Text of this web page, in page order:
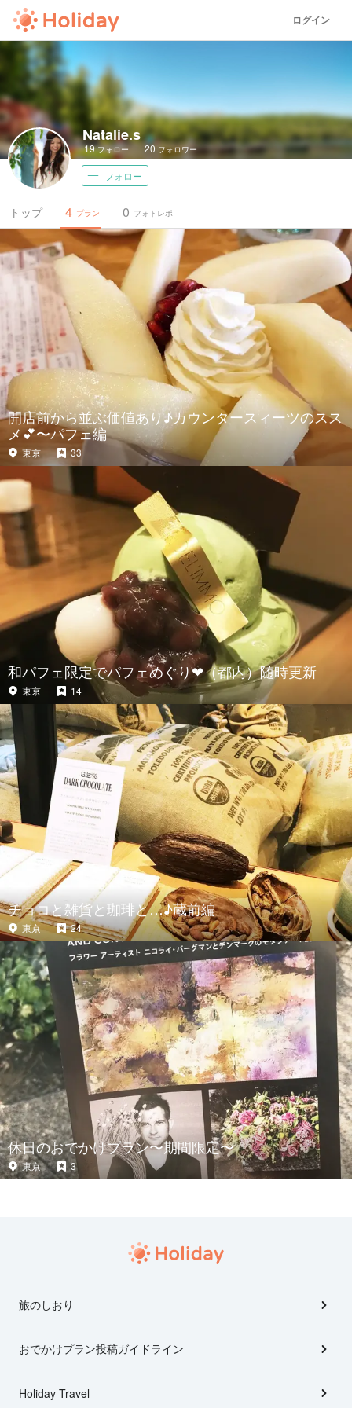
ログイン
Natalie.s
19フォロー 20 フォロワー
フォロー
トップ プラン
4 フォトレポ
0
開店前から並ぶ価値あり♪カウンタースィーツのスス
メ💕〜パフェ編
東京 33
和パフェ限定でパフェめぐり❤︎（都内）随時更新
東京 14
チョコと雑貨と珈琲と…♪蔵前編
東京 24
休日のおでかけプラン〜期間限定〜
東京 3
旅のしおり
おでかけプラン投稿ガイドライン
Holiday Travel